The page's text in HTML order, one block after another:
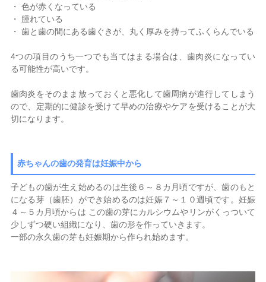
・ 色が赤くなっている
・ 腫れている
・ 歯と歯の間にある歯ぐきが、丸く厚みを持ってふくらんでいる
4つの項目のうち一つでも当てはまる場合は、歯肉炎になってい
る可能性が高いです。
歯肉炎をそのまま放っておくと悪化して歯周病が進行してしまう
ので、定期的に健診を受けて早めの治療やケアを受けることが大
切になります。
赤ちゃんの歯の発育は妊娠中から
子どもの歯が生え始めるのは生後６～８カ月頃ですが、歯のもと
になる芽（歯胚）ができ始めるのは妊娠７～１０週頃です。妊娠
４～５カ月頃からは この歯の芽にカルシウムやリンがくっついて
少しずつ硬い組織になり、歯の形を作っていきます。
一部の永久歯の芽も妊娠期から作られ始めます。